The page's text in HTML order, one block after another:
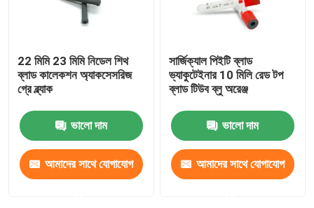
22 মিমি 23 মিমি নিডেল শিথ
ব্লাড কালেকশন অ্যাকসেসরিজ
গ্রে ব্ল্যাক
ভালো দাম
আমাদের সাথে যোগাযোগ
সার্জিক্যাল পিইটি ব্লাড
ভ্যাকুটেইনার 10 মিলি রেড টপ
ব্লাড টিউব ব্লু অরেঞ্জ
ভালো দাম
আমাদের সাথে যোগাযোগ